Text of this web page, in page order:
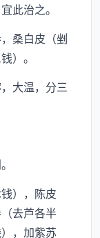
此治之。
桑白皮（剉
）。
大温，分三
），陈皮
去芦各半
，加紫苏